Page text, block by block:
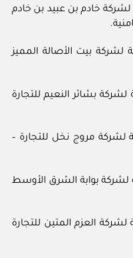
خادم بن عبيد بن خادم
لشركة بيت الأصالة المميز
بشائر النعيم للتجارة
لشركة مروج نخل للتجارة –
لشركة بوابة الشرق الأوسط
العزم المتين للتجارة